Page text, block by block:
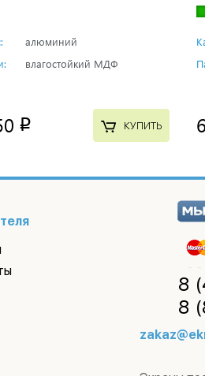
алюминий
влагостойкий МДФ
p КУПИТЬ
8
8